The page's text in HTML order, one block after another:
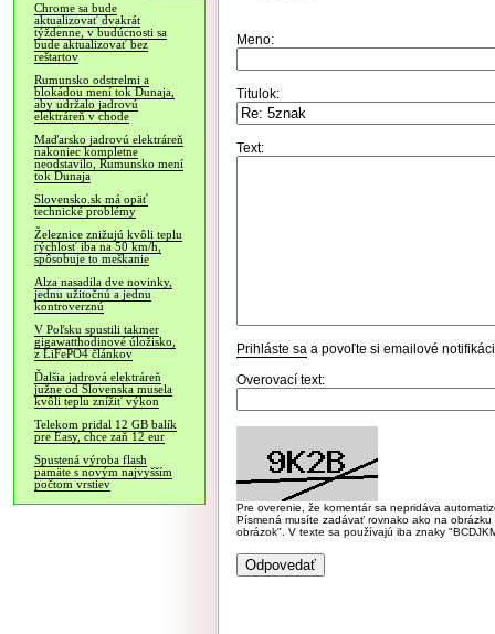
Chrome sa bude
aktualizovať dvakrát
týždenne, v budúcnosti sa
bude aktualizovať bez
reštartov
Rumunsko odstrelmi a
blokádou mení tok Dunaja,
aby udržalo jadrovú
elektráreň v chode
Maďarsko jadrovú elektráreň
nakoniec kompletne
neodstavilo, Rumunsko mení
tok Dunaja
Slovensko.sk má opäť
technické problémy
Železnice znižujú kvôli teplu
rýchlosť iba na 50 km/h,
spôsobuje to meškanie
Alza nasadila dve novinky,
jednu užitočnú a jednu
kontroverznú
V Poľsku spustili takmer
gigawatthodinové úložisko,
z LiFePO4 článkov
Ďalšia jadrová elektráreň
južne od Slovenska musela
kvôli teplu znížiť výkon
Telekom pridal 12 GB balík
pre Easy, chce zaň 12 eur
Spustená výroba flash
pamäte s novým najvyšším
počtom vrstiev
Meno:
Titulok:
Text:
Prihláste sa a povoľte si emailové
Overovací text:
Pre overenie, že komentár sa nepridáva
Písmená musíte zadávať rovnako ako na
obrázok". V texte sa používajú iba znaky